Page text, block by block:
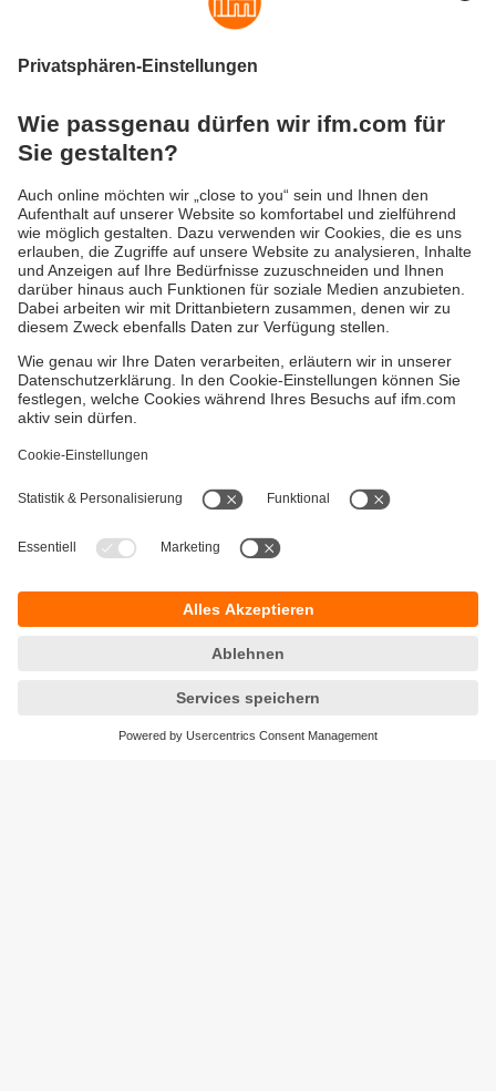
Welches Messprinzip ist das richtige?
Eine erste Einschätzung welches Messprinzip das richtige
Strömungssensoren - Auswahl nach Applikationen/Medien
Kunden:
Von Trinkwasseraufbereitung über Lebensmittelproduktion
bis zur energieeffizienten Drucklufterfassung - unsere
Sensoren kommen in den unterschiedlichsten Branchen
und Anwendungen erfolgreich zum Einsatz:
Applikationsbericht Leffek
Applikationsbericht: EREMA – Digitalisiertes
für alle!
was ist der Unterschied?
Durchflusssensor
z. B. in Litern pro Minute (l/min).Strömungssensoren